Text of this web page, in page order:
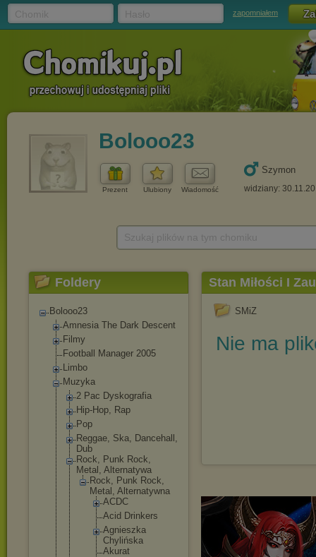
zapomniałem
Bolooo23
Prezent Ulubiony Wiadomość
Szymon
widziany:
Foldery
Bolooo23
Amnesia The Dark Descent
Filmy
Football Manager 2005
Limbo
Muzyka
2 Pac Dyskografia
Hip-Hop, Rap
Pop
Reggae, Ska, Dancehall,
Dub
Rock, Punk Rock,
Metal, Alternatywa
Rock, Punk Rock,
Metal, Alternatywna
ACDC
Acid Drinkers
Agnieszka
Chylińska
Akurat
Stan Miłości I
SMiZ
Nie ma